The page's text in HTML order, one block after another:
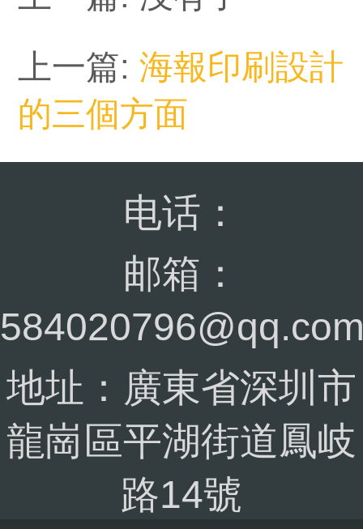
上一篇: 海報印刷設計
的三個方面
电话：
邮箱：
地址：廣東省深圳市
龍崗區平湖街道鳳岐
路14號